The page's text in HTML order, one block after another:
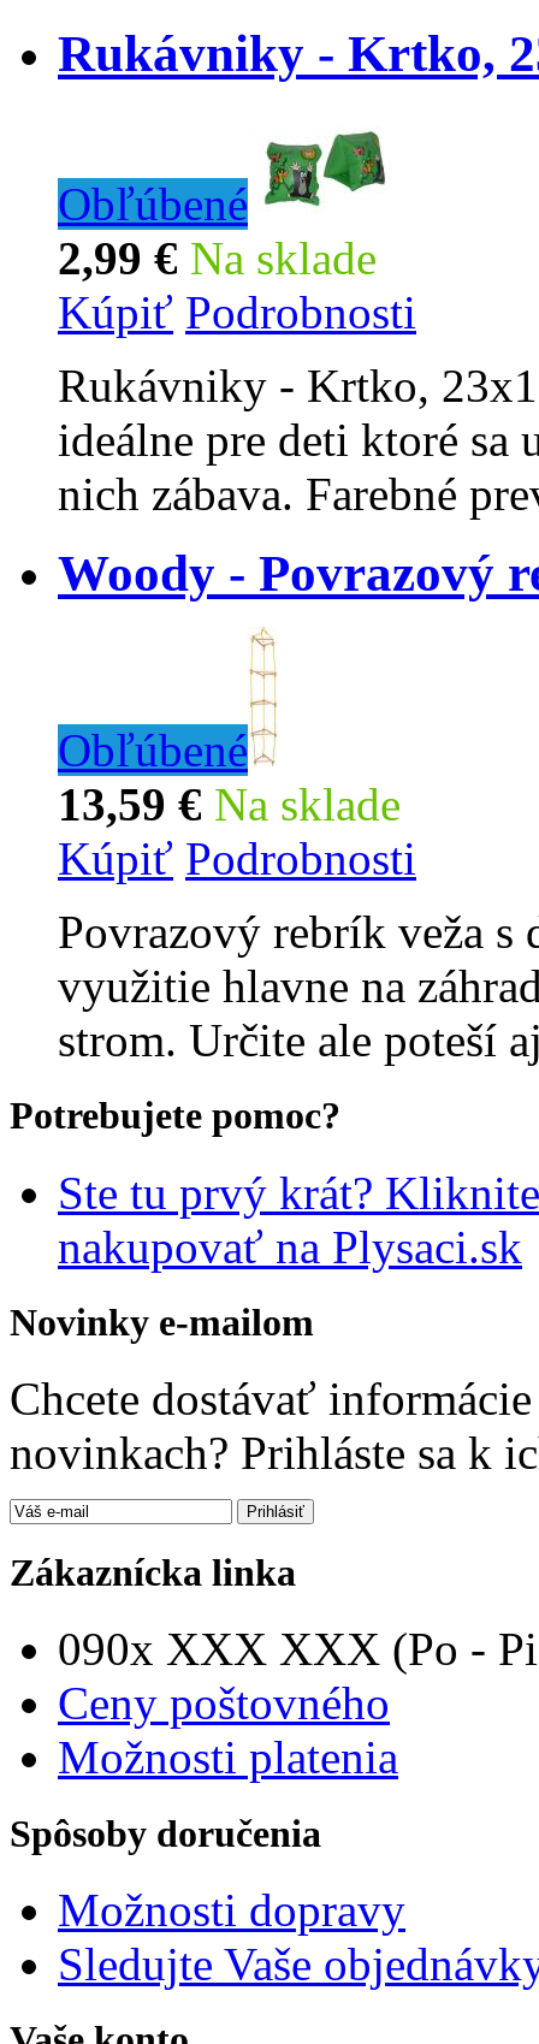
Rukávniky - Krtko,
Obľúbené
2,99 € Na sklade
Kúpiť Podrobnosti
Rukávniky - Krtko,
ideálne pre deti ktoré sa
nich zábava. Farebné
Woody - Povrazový
Obľúbené
13,59 € Na sklade
Kúpiť Podrobnosti
Povrazový rebrík veža s
využitie hlavne na
strom. Určite ale poteší
Potrebujete pomoc?
Ste tu prvý krát?
nakupovať na Plysaci.sk
Novinky e-mailom
Chcete dostávať
novinkach? Prihláste sa k
Zákaznícka linka
090x XXX XXX (Po -
Ceny poštovného
Možnosti platenia
Spôsoby doručenia
Možnosti dopravy
Sledujte Vaše